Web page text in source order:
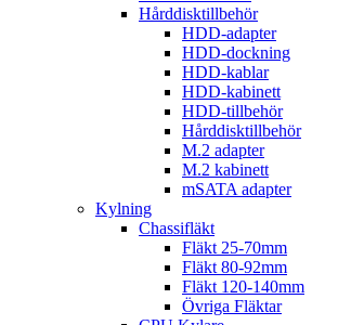
Hårddisktillbehör
HDD-adapter
HDD-dockning
HDD-kablar
HDD-kabinett
HDD-tillbehör
Hårddisktillbehör
M.2 adapter
M.2 kabinett
mSATA adapter
Kylning
Chassifläkt
Fläkt 25-70mm
Fläkt 80-92mm
Fläkt 120-140mm
Övriga Fläktar